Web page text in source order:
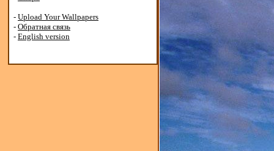
- Upload Your Wallpapers
- Обратная связь
- English version